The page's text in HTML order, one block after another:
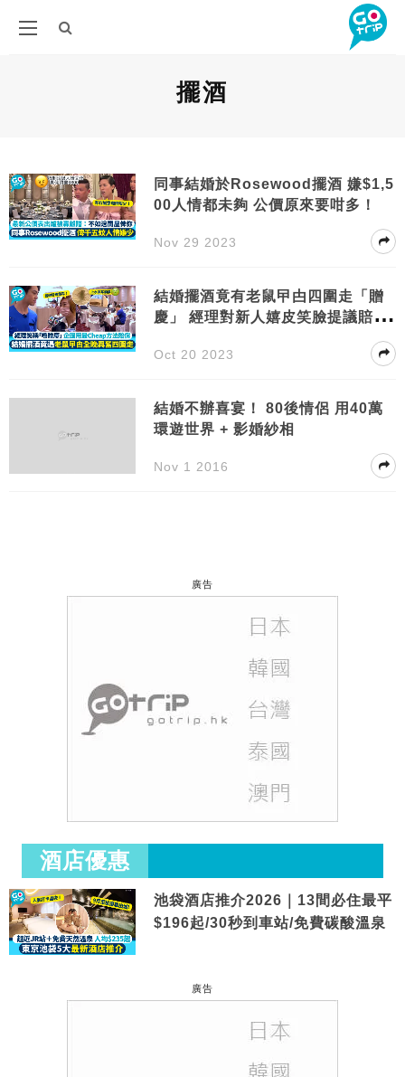
擺酒
同事結婚於Rosewood擺酒 嫌$1,5
00人情都未夠 公價原來要咁多！
Nov 29 2023
結婚擺酒竟有老鼠曱甴四圍走「贈
慶」 經理對新人嬉皮笑臉提議賠償
Oct 20 2023
結婚不辦喜宴！ 80後情侶 用40萬
環遊世界 + 影婚紗相
Nov 1 2016
廣告
酒店優惠
池袋酒店推介2026｜13間必住最平
$196起/30秒到車站/免費碳酸溫泉
廣告